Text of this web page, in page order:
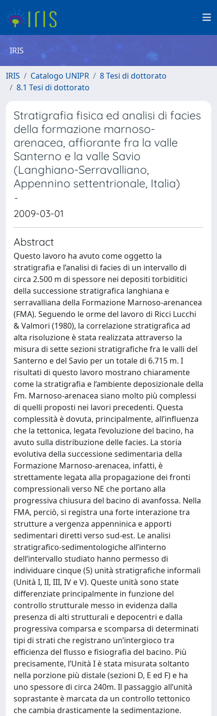
IRIS
IRIS Catalogo UNIPR
8 Tesi di dottorato
8.1 Tesi di dottorato
Stratigrafia fisica ed analisi di facies
della formazione marnoso-
arenacea, affiorante fra la valle
Santerno e la valle Savio
(Langhiano-Serravalliano,
Appennino settentrionale, Italia)
-
2009-03-01
Abstract
Questo lavoro ha avuto come oggetto la
stratigrafia e l’analisi di facies di un intervallo di
circa 2.500 m di spessore nei depositi torbiditici
della successione stratigrafica langhiana e
serravalliana della Formazione Marnoso-arenancea
(FMA). Seguendo le orme del lavoro di Ricci Lucchi
& Valmori (1980), la correlazione stratigrafica ad
alta risoluzione è stata realizzata attraverso la
misura di sette sezioni stratigrafiche fra le valli del
Santerno e del Savio per un totale di 6.715 m. I
risultati di questo lavoro mostrano chiaramente
come la stratigrafia e l’ambiente deposizionale della
Fm. Marnoso-arenacea siano molto più complessi
di quelli proposti nei lavori precedenti. Questa
complessità è dovuta, principalmente, all’influenza
che la tettonica, legata l’evoluzione del bacino, ha
avuto sulla distribuzione delle facies. La storia
evolutiva della successione sedimentaria della
Formazione Marnoso-arenacea, infatti, è
strettamente legata alla propagazione dei fronti
compressionali verso NE che portano alla
progressiva chiusura del bacino di avanfossa. Nella
FMA, perciò, si registra una forte interazione tra
strutture a vergenza appenninica e apporti
sedimentari diretti verso sud-est. Le analisi
stratigrafico-sedimentologiche all’interno
dell’intervallo studiato hanno permesso di
individuare cinque (5) unità stratigrafiche informali
(Unità I, II, III, IV e V). Queste unità sono state
differenziate principalmente in funzione del
controllo strutturale messo in evidenza dalla
presenza di alti strutturali e depocentri e dalla
progressiva comparsa e scomparsa di determinati
tipi di strati che registrano un’intergioco tra
efficienza del flusso e fisiografia del bacino. Più
precisamente, l’Unità I è stata misurata soltanto
nella porzione più distale (sezioni D, E ed F) e ha
uno spessore di circa 240m. Il passaggio all’unità
soprastante è marcata da un controllo tettonico
che cambia drasticamente la sedimentazione.